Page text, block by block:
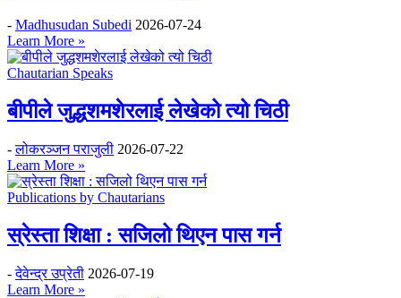
- Madhusudan Subedi 2026-07-24
Learn More »
Chautarian Speaks
बीपीले जुद्धशमशेरलाई लेखेको त्यो चिठी
-लोकरञ्‍जन पराजुली 2026-07-22
Learn More »
Publications by Chautarians
स्रेस्ता शिक्षा : सजिलो थिएन पास गर्न
-देवेन्द्र उप्रेती 2026-07-19
Learn More »